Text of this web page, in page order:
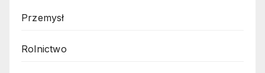
Przemysł
Rolnictwo